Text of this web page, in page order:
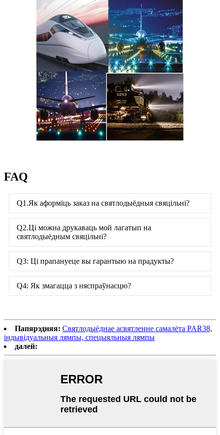
FAQ
Q1.Як аформіць заказ на святлодыёдныя свяцільні?
Q2.Ці можна друкаваць мой лагатып на
святлодыёдным свяцільні?
Q3: Ці прапануеце вы гарантыю на прадукты?
Q4: Як змагацца з няспраўнасцю?
Папярэдняя: Святлодыёднае асвятленне самалёта PAR38,
індывідуальныя лямпы, спецыяльныя лямпы
далей: